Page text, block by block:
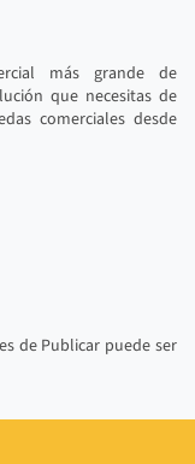
más grande de
que necesitas de
comerciales desde
de Publicar puede ser